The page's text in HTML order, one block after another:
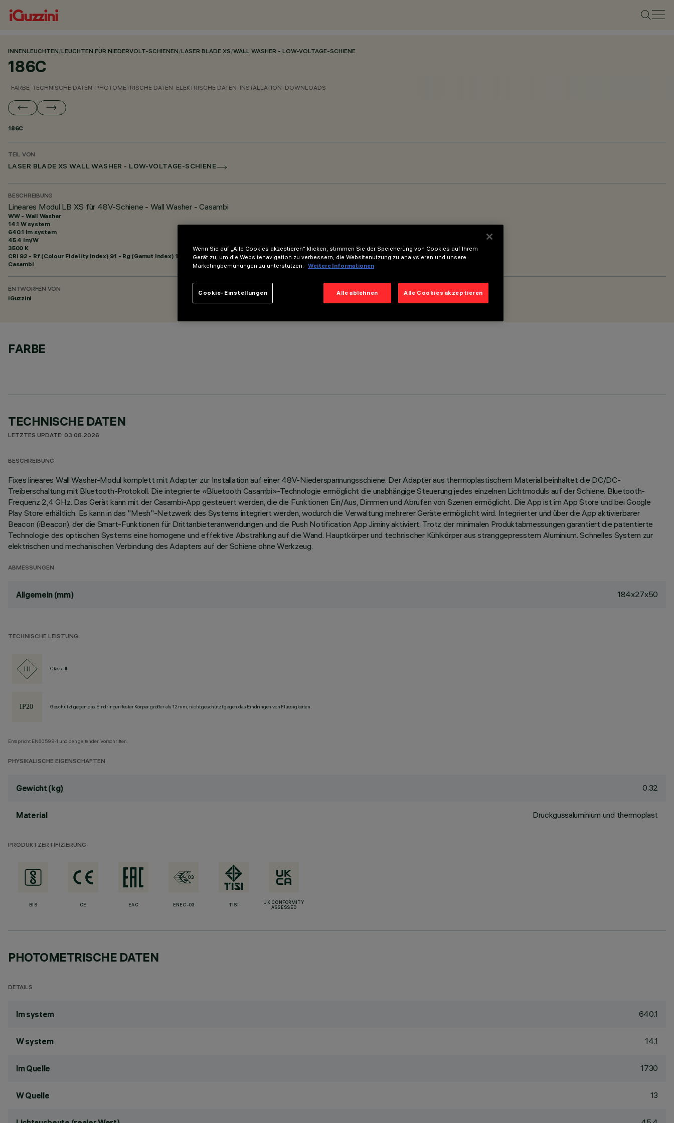
INNENLEUCHTEN/LEUCHTEN FÜR NIEDERVOLT-SCHIENEN/LASER BLADE XS/WALL WASHER - LOW-VOLTAGE-SCHIENE
186C
FARBE TECHNISCHE DATEN PHOTOMETRISCHE DATEN ELEKTRISCHE DATEN INSTALLATION DOWNLOADS
186C
TEIL VON
LASER BLADE XS WALL WASHER - LOW-VOLTAGE-SCHIENE
BESCHREIBUNG
Lineares Modul LB XS für 48V-Schiene - Wall Washer - Casambi
WW - Wall Washer
14.1 W system
640.1 lm system
45.4 lm/W
3500 K
CRI 92 - Rf (Colour Fidelity Index) 91 - Rg (Gamut Index) 102
Casambi
ENTWORFEN VON
iGuzzini
FARBE
TECHNISCHE DATEN
LETZTES UPDATE: 03.08.2026
BESCHREIBUNG
Fixes lineares Wall Washer-Modul komplett mit Adapter zur Installation auf einer 48V-Niederspannungsschiene. Der Adapter aus thermoplastischem Material beinhaltet die DC/DC-
Treiberschaltung mit Bluetooth-Protokoll. Die integrierte «Bluetooth Casambi»-Technologie ermöglicht die unabhängige Steuerung jedes einzelnen Lichtmoduls auf der Schiene. Bluetooth-
Frequenz 2,4 GHz. Das Gerät kann mit der Casambi-App gesteuert werden, die die Funktionen Ein/Aus, Dimmen und Abrufen von Szenen ermöglicht. Die App ist im App Store und bei Google
Play Store erhältlich. Es kann in das "Mesh"-Netzwerk des Systems integriert werden, wodurch die Verwaltung mehrerer Geräte ermöglicht wird. Integrierter und über die App aktivierbarer
Beacon (iBeacon), der die Smart-Funktionen für Drittanbieteranwendungen und die Push Notification App Jiminy aktiviert. Trotz der minimalen Produktabmessungen garantiert die patentierte
Technologie des optischen Systems eine homogene und effektive Abstrahlung auf die Wand. Hauptkörper und technischer Kühlkörper aus stranggepresstem Aluminium. Schnelles System zur
elektrischen und mechanischen Verbindung des Adapters auf der Schiene ohne Werkzeug.
ABMESSUNGEN
Allgemein (mm) 184x27x50
TECHNISCHE LEISTUNG
Class III
Geschützt gegen das Eindringen fester Körper größer als 12 mm, nicht geschützt gegen das Eindringen von Flüssigkeiten.
Entspricht EN60598-1 und den geltenden Vorschriften.
PHYSIKALISCHE EIGENSCHAFTEN
Gewicht (kg) 0.32
Material Druckgussaluminium und thermoplast
PRODUKTZERTIFIZIERUNG
BIS CE EAC ENEC-03 TISI
UK CONFORMITY
ASSESSED
PHOTOMETRISCHE DATEN
DETAILS
lm system 640.1
W system 14.1
lm Quelle 1730
W Quelle 13
Wenn Sie auf „Alle Cookies akzeptieren“ klicken, stimmen Sie der Speicherung von Cookies auf Ihrem
Gerät zu, um die Websitenavigation zu verbessern, die Websitenutzung zu analysieren und unsere
Marketingbemühungen zu unterstützen.
Weitere Informationen
Alle ablehnen Alle Cookies akzeptieren
Cookie-Einstellungen